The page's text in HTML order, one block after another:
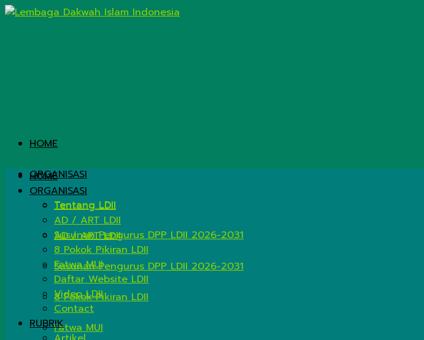
HOME
ORGANISASI
Tentang LDII
AD / ART LDII
Susunan Pengurus DPP LDII 2026-2031
8 Pokok Pikiran LDII
Fatwa MUI
HOME
ORGANISASI
Tentang LDII
AD / ART LDII
Susunan Pengurus DPP LDII 2026-2031
8 Pokok Pikiran LDII
Fatwa MUI
Daftar Website LDII
Video LDII
Contact
RUBRIK